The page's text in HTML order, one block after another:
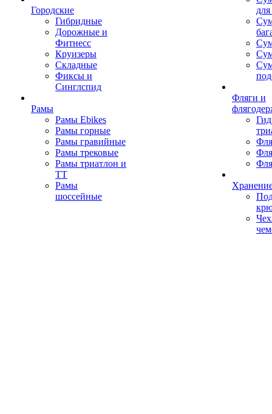
Городские
Гибридные
Дорожные и
Фитнесс
Круизеры
Складные
Фиксы и
Синглспид
Рамы
Рамы Ebikes
Рамы горные
Рамы гравийные
Рамы трековые
Рамы триатлон и
ТТ
Рамы
шоссейные
Фляги и